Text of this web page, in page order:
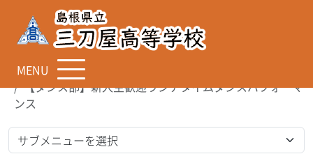
MENU
TOP
お知らせ
【ダンス部】新入生歓迎ランチタイムダンスパフォーマ
ンス